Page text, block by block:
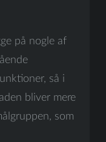
på nogle af
så i
bliver mere
som